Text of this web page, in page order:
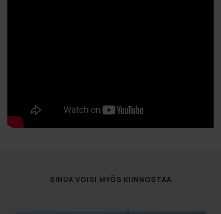
SINUA VOISI MYÖS KIINNOSTAA